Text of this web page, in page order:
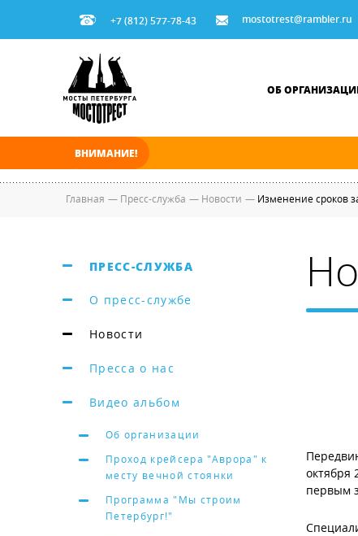
+7 (812) 577-78-43 mostotrest@rambler.ru
ОБ
ВНИМАНИЕ!
Главная — Пресс-служба — Новости — Изменение сроков
ПРЕСС-СЛУЖБА
О пресс-службе
Новости
Пресса о нас
Видео альбом
Об организации
Проход крейсера "Аврора" к
месту вечной стоянки
Программа "Мы строим
Петербург!"
октября
первым